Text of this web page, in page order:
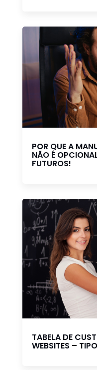
POR QUE A
NÃO É
FUTUROS!
TABELA DE
WEBSITES –